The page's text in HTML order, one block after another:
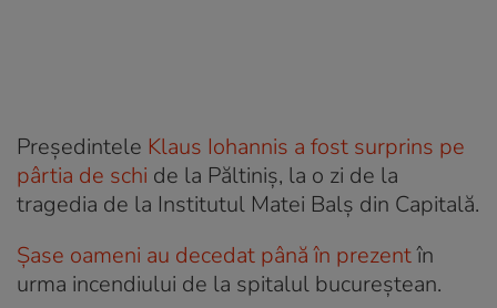
Preşedintele Klaus Iohannis a fost surprins pe
pârtia de schi de la Păltiniş, la o zi de la
tragedia de la Institutul Matei Balş din Capitală.
Șase oameni au decedat până în prezentîn
urma incendiului de la spitalul bucureștean.